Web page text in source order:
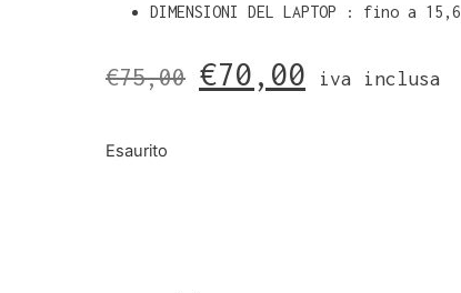
DIMENSIONI DEL LAPTOP : fino a 15,6
€75,00 €70,00 iva inclusa
Esaurito